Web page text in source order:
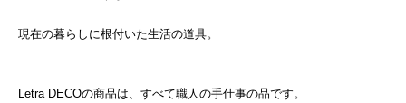
現在の暮らしに根付いた生活の道具。
Letra DECOの商品は、すべて職人の手仕事の品です。